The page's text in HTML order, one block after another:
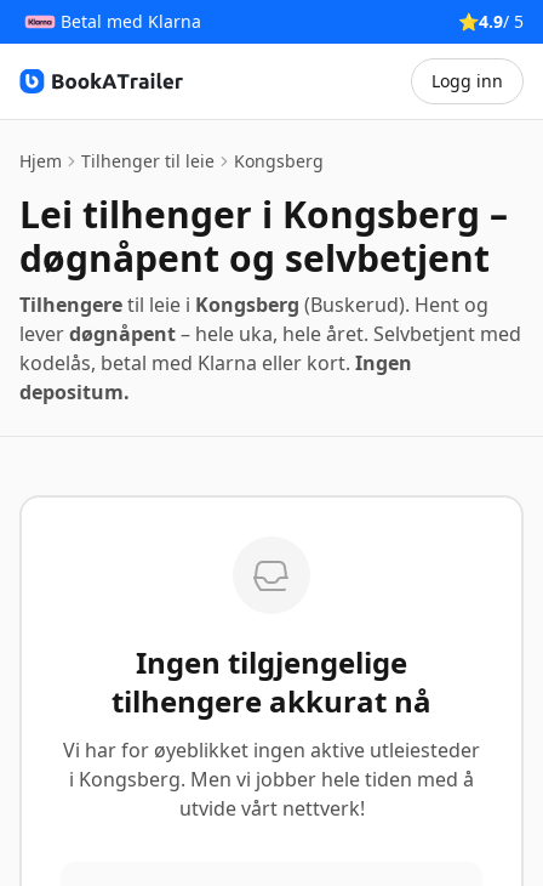
Betal med Klarna ⭐4.9/ 5
Logg inn
Hjem Tilhenger til leie Kongsberg
Lei tilhenger i Kongsberg –
døgnåpent og selvbetjent
Tilhengeretil leie i Kongsberg (Buskerud). Hent og
leverdøgnåpent– hele uka, hele året. Selvbetjent med
kodelås, betal med Klarna eller kort. Ingen
depositum.
Ingen tilgjengelige
tilhengere akkurat nå
Vi har for øyeblikket ingen aktive utleiesteder
i Kongsberg. Men vi jobber hele tiden med å
utvide vårt nettverk!